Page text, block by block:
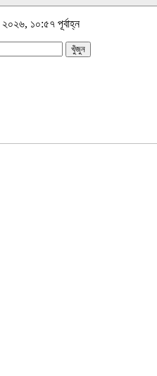
২০২৬, ১০:৫৭ পূর্বাহ্ন
খুঁজুন